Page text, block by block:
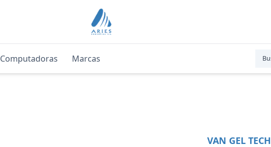
Computadoras Marcas
VAN GEL TECH